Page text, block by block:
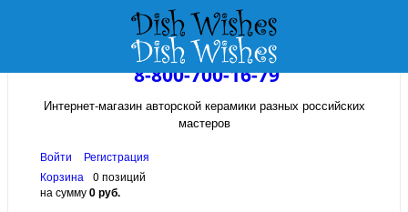
8-800-700-16-79
Интернет-магазин авторской керамики разных российских
мастеров
Войти
Регистрация
Корзина
0 позиций
на сумму0 руб.